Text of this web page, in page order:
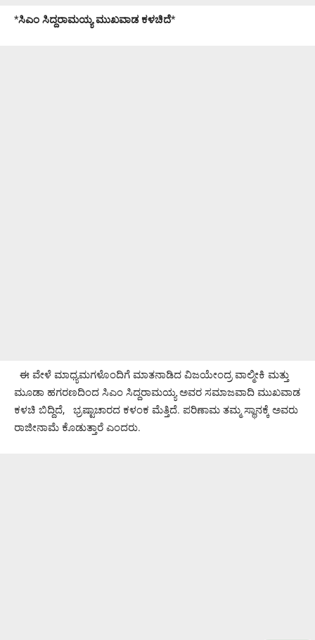
*ಸಿಎಂ ಸಿದ್ದರಾಮಯ್ಯ ಮುಖವಾಡ ಕಳಚಿದೆ*
ಈ ವೇಳೆ ಮಾಧ್ಯಮಗಳೊಂದಿಗೆ ಮಾತನಾಡಿದ ವಿಜಯೇಂದ್ರ ವಾಲ್ಮೀಕಿ ಮತ್ತು
ಮೂಡಾ ಹಗರಣದಿಂದ ಸಿಎಂ ಸಿದ್ದರಾಮಯ್ಯ ಅವರ ಸಮಾಜವಾದಿ ಮುಖವಾಡ
ಕಳಚಿ ಬಿದ್ದಿದೆ, ಭ್ರಷ್ಟಾಚಾರದ ಕಳಂಕ ಮೆತ್ತಿದೆ. ಪರಿಣಾಮ ತಮ್ಮ ಸ್ಥಾನಕ್ಕೆ ಅವರು
ರಾಜೀನಾಮೆ ಕೊಡುತ್ತಾರೆ ಎಂದರು.